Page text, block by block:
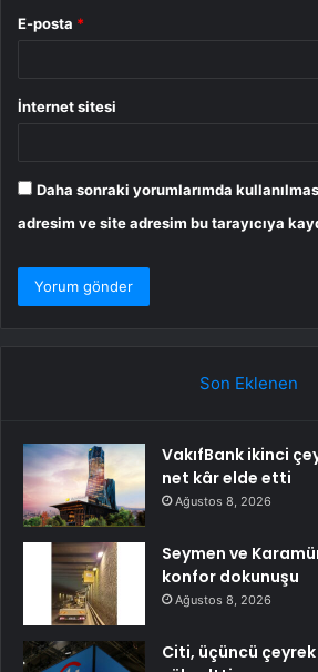
E-posta *
İnternet sitesi
Daha sonraki yorumlarımda
adresim ve site adresim bu tarayıcıya
Son Eklenen
VakıfBank ikinci
net kâr elde etti
Ağustos 8, 2026
Seymen ve
konfor dokunuşu
Ağustos 8, 2026
Citi, üçüncü